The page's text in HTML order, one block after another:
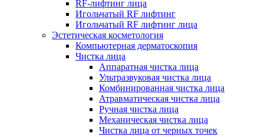
RF-лифтинг лица
Игольчатый RF лифтинг
Игольчатый RF лифтинг лица
Эстетическая косметология
Компьютерная дерматоскопия
Чистка лица
Аппаратная чистка лица
Ультразвуковая чистка лица
Комбинированная чистка лица
Атравматическая чистка лица
Ручная чистка лица
Механическая чистка лица
Чистка лица от черных точек